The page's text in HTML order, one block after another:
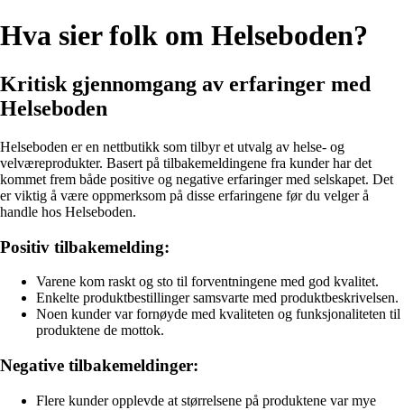
Hva sier folk om Helseboden?
Kritisk gjennomgang av erfaringer med
Helseboden
Helseboden er en nettbutikk som tilbyr et utvalg av helse- og
velværeprodukter. Basert på tilbakemeldingene fra kunder har det
kommet frem både positive og negative erfaringer med selskapet. Det
er viktig å være oppmerksom på disse erfaringene før du velger å
handle hos Helseboden.
Positiv tilbakemelding:
Varene kom raskt og sto til forventningene med god kvalitet.
Enkelte produktbestillinger samsvarte med produktbeskrivelsen.
Noen kunder var fornøyde med kvaliteten og funksjonaliteten til
produktene de mottok.
Negative tilbakemeldinger:
Flere kunder opplevde at størrelsene på produktene var mye